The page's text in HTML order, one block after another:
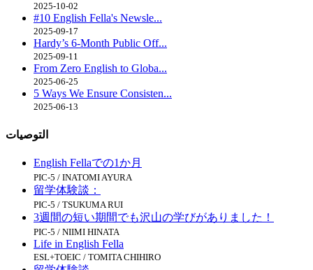
2025-10-02
#10 English Fella's Newsle...
2025-09-17
Hardy’s 6-Month Public Off...
2025-09-11
From Zero English to Globa...
2025-06-25
5 Ways We Ensure Consisten...
2025-06-13
التوصيات
English Fellaでの1か月
PIC-5 / INATOMI AYURA
留学体験談：
PIC-5 / TSUKUMA RUI
3週間の短い期間でも沢山の学びがありました！
PIC-5 / NIIMI HINATA
Life in English Fella
ESL+TOEIC / TOMITA CHIHIRO